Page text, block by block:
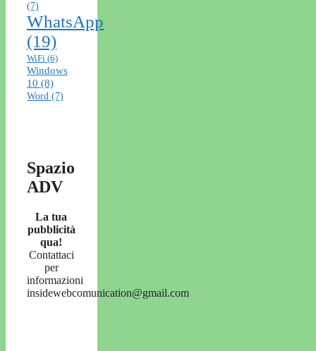
(7)
WhatsApp
(19)
WiFi (6)
Windows
10 (8)
Word (7)
Spazio
ADV
La tua
pubblicità
qua!
Contattaci
per
informazioni
insidewebcomunication@gmail.com